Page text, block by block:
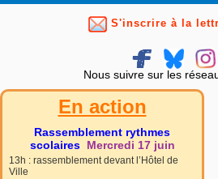
S'inscrire à la
Nous suivre sur les
En action
Rassemblement rythmes
scolaires
Mercredi 17 juin
13h : rassemblement devant l’Hôtel de
Ville